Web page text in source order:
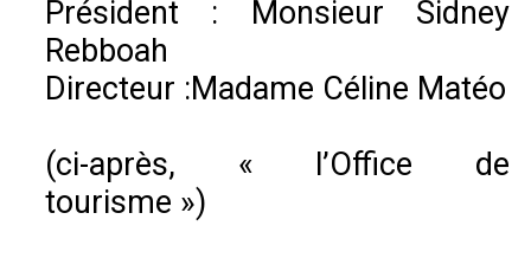
Président : Monsieur Sidney
Rebboah
Directeur :Madame Céline Matéo
(ci-après, « l’Office de
tourisme »)